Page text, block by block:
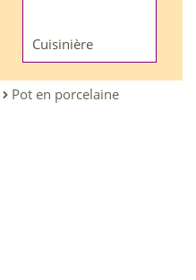
Cuisinière
Pot en porcelaine